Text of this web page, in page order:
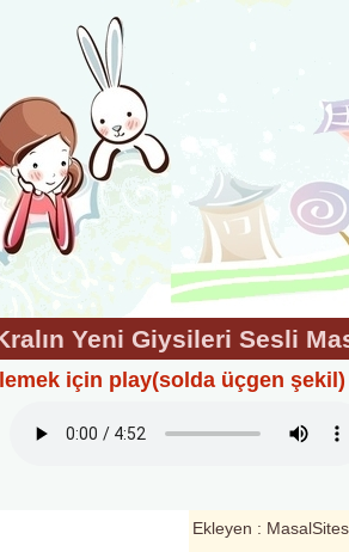
Yeni Giysileri Sesli
için play(solda üçgen şekil)
Ekleyen :